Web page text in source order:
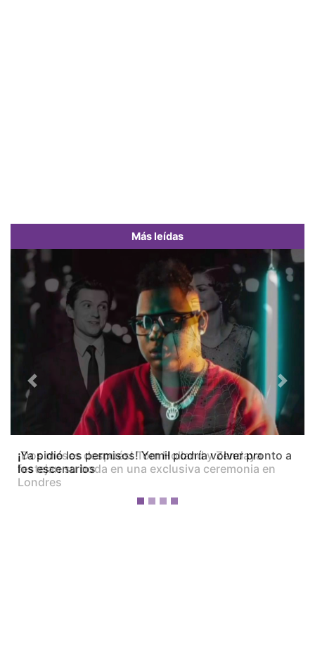
Más leídas
¡Dos meses después! Tom Holland y Zendaya
festejan su boda en una exclusiva ceremonia en
Londres
Previous Next